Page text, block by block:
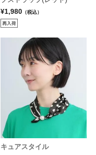
¥1,980 （税込）
キュアスタイル